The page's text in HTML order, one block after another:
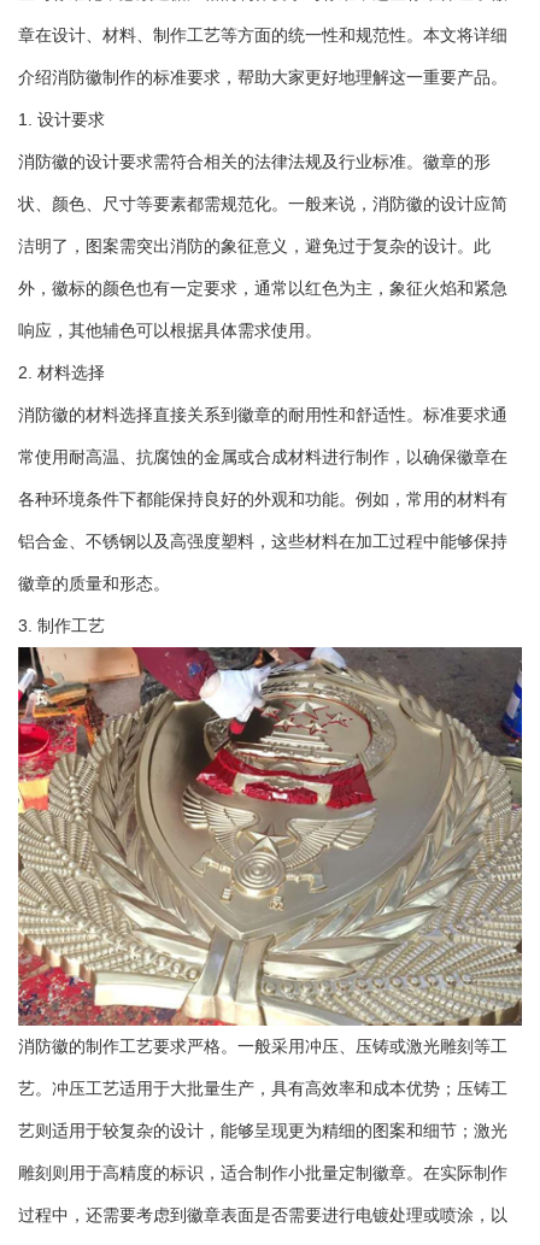
章在设计、材料、制作工艺等方面的统一性和规范性。本文将详细
介绍消防徽制作的标准要求，帮助大家更好地理解这一重要产品。
1. 设计要求
消防徽的设计要求需符合相关的法律法规及行业标准。徽章的形
状、颜色、尺寸等要素都需规范化。一般来说，消防徽的设计应简
洁明了，图案需突出消防的象征意义，避免过于复杂的设计。此
外，徽标的颜色也有一定要求，通常以红色为主，象征火焰和紧急
响应，其他辅色可以根据具体需求使用。
2. 材料选择
消防徽的材料选择直接关系到徽章的耐用性和舒适性。标准要求通
常使用耐高温、抗腐蚀的金属或合成材料进行制作，以确保徽章在
各种环境条件下都能保持良好的外观和功能。例如，常用的材料有
铝合金、不锈钢以及高强度塑料，这些材料在加工过程中能够保持
徽章的质量和形态。
3. 制作工艺
消防徽的制作工艺要求严格。一般采用冲压、压铸或激光雕刻等工
艺。冲压工艺适用于大批量生产，具有高效率和成本优势；压铸工
艺则适用于较复杂的设计，能够呈现更为精细的图案和细节；激光
雕刻则用于高精度的标识，适合制作小批量定制徽章。在实际制作
过程中，还需要考虑到徽章表面是否需要进行电镀处理或喷涂，以